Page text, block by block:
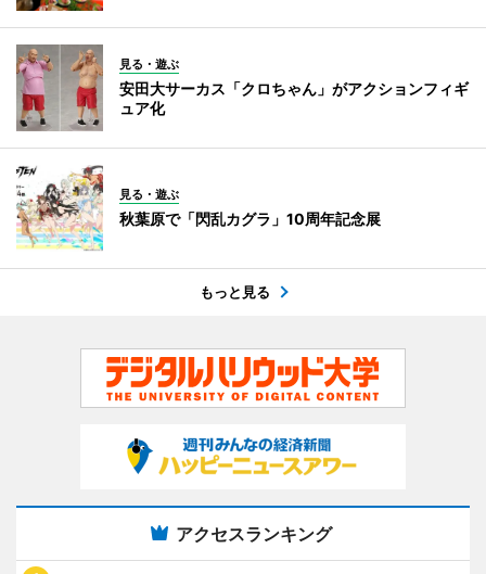
見る・遊ぶ
安田大サーカス「クロちゃん」がアクションフィギ
ュア化
見る・遊ぶ
秋葉原で「閃乱カグラ」10周年記念展
もっと見る
アクセスランキング